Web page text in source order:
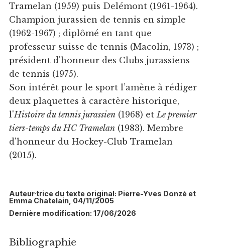
Tramelan (1959) puis Delémont (1961-1964).
Champion jurassien de tennis en simple
(1962-1967) ; diplômé en tant que
professeur suisse de tennis (Macolin, 1973) ;
président d'honneur des Clubs jurassiens
de tennis (1975).
Son intérêt pour le sport l’amène à rédiger
deux plaquettes à caractère historique,
l'Histoire du tennis jurassien(1968) et Le premier
tiers-temps du HC Tramelan(1983). Membre
d'honneur du Hockey-Club Tramelan
(2015).
Auteur·trice du texte original: Pierre-Yves Donzé et
Emma Chatelain, 04/11/2005
Dernière modification: 17/06/2026
Bibliographie